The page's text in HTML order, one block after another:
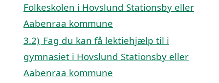
Folkeskolen i Hovslund Stationsby eller
Aabenraa kommune
3.2) Fag du kan få lektiehjælp til i
gymnasiet i Hovslund Stationsby eller
Aabenraa kommune